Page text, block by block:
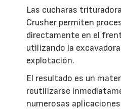
Las cucharas
Crusher permiten
directamente en el
utilizando la
explotación.
El resultado es un
reutilizarse
numerosas